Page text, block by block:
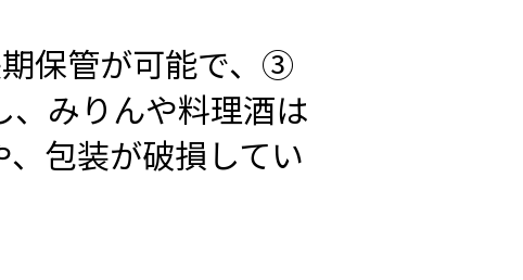
保管が可能で、③
みりんや料理酒は
包装が破損してい